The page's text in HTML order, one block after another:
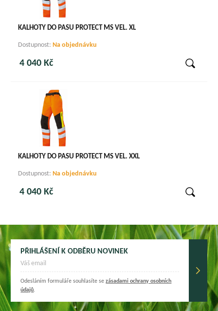
KALHOTY DO PASU PROTECT MS VEL. XL
Dostupnost:Na objednávku
4 040 Kč
KALHOTY DO PASU PROTECT MS VEL. XXL
Dostupnost:Na objednávku
4 040 Kč
PŘIHLÁŠENÍ K ODBĚRU NOVINEK
Odesláním formuláře souhlasíte sezásadami ochrany osobních
údajů.